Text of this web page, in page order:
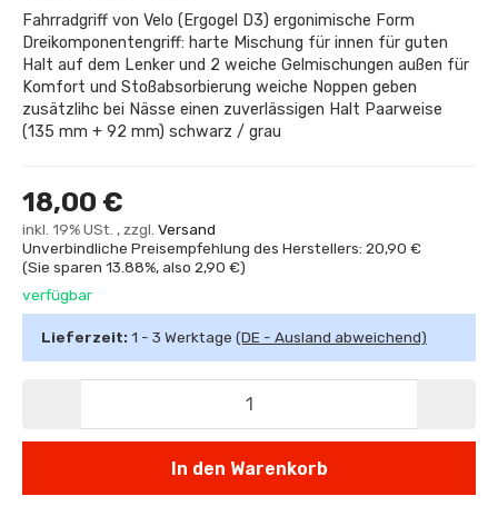
Fahrradgriff von Velo (Ergogel D3) ergonimische Form
Dreikomponentengriff: harte Mischung für innen für guten
Halt auf dem Lenker und 2 weiche Gelmischungen außen für
Komfort und Stoßabsorbierung weiche Noppen geben
zusätzlihc bei Nässe einen zuverlässigen Halt Paarweise
(135 mm + 92 mm) schwarz / grau
18,00 €
inkl. 19% USt. , zzgl. Versand
Unverbindliche Preisempfehlung des Herstellers: 20,90 €
(Sie sparen 13.88%, also 2,90 €)
verfügbar
Lieferzeit: 1 - 3 Werktage (DE - Ausland abweichend)
In den Warenkorb